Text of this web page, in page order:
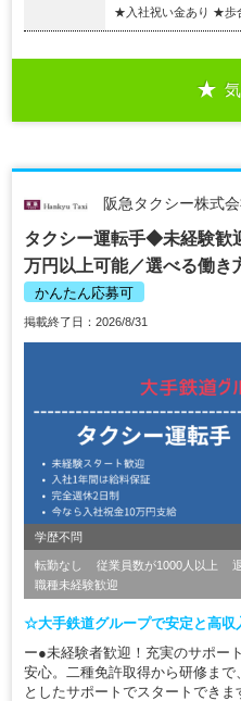
★入社祝い金あり ★歩
阪急タクシー株式
タクシー運転手◆未経験歓
万円以上可能／選べる働
かんたん応募可
掲載終了日：2026/8/31
学歴不問
転勤なし 従業員数が1000人以上
職種未経験歓迎
☆大手鉄道グループで安定と高
ー●未経験者歓迎！充実のサポー
安心。二種免許取得から研修ま
としたサポートでスタートでき